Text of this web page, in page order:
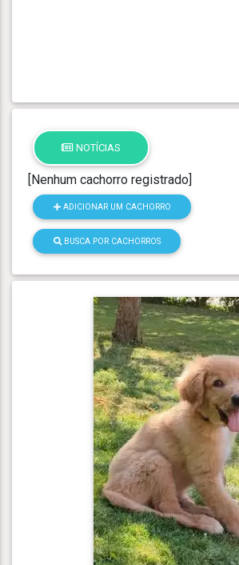
NOTÍCIAS
[Nenhum cachorro registrado]
ADICIONAR UM CACHORRO
BUSCA POR CACHORROS